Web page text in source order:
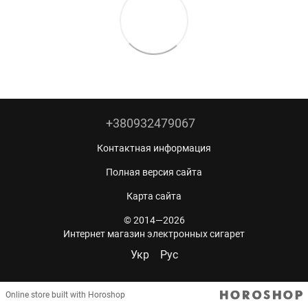
+380932479067
Контактная информация
Полная версия сайта
Карта сайта
© 2014—2026
Интернет магазин электронных сигарет
Укр Рус
Online store built with Horoshop